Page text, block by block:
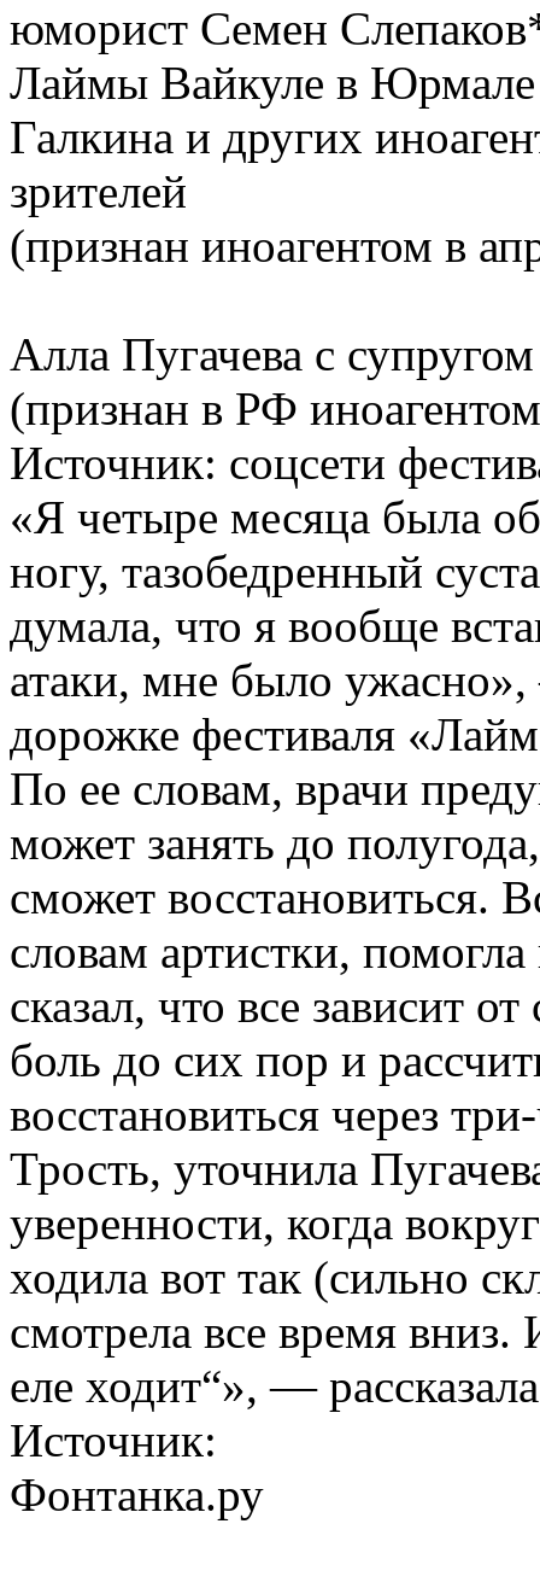
юморист Семен
Лаймы Вайкуле в
Галкина и других
зрителей
(признан иноагентом в
Алла Пугачева с
(признан в РФ
Источник: соцсети
«Я четыре месяца была
ногу, тазобедренный
думала, что я вообще
атаки, мне было
дорожке фестиваля
По ее словам, врачи
может занять до
сможет восстановиться.
словам артистки,
сказал, что все зависит
боль до сих пор и
восстановиться через
Трость, уточнила
уверенности, когда
ходила вот так (сильно
смотрела все время
еле ходит“», —
Источник:
Фонтанка.ру